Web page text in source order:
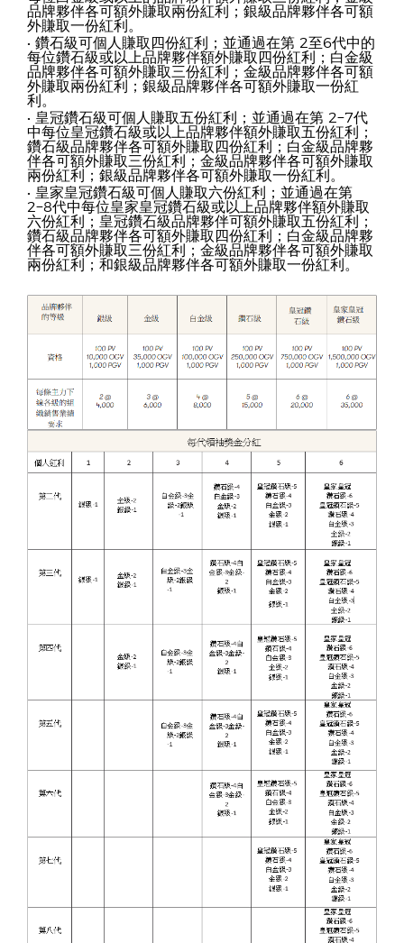
品牌夥伴各可額外賺取兩份紅利；銀級品牌夥伴各可額
外賺取一份紅利。
• 鑽石級可個人賺取四份紅利；並通過在第 2至6代中的
每位鑽石級或以上品牌夥伴額外賺取四份紅利；白金級
品牌夥伴各可額外賺取三份紅利；金級品牌夥伴各可額
外賺取兩份紅利；銀級品牌夥伴各可額外賺取一份紅
利。
• 皇冠鑽石級可個人賺取五份紅利；並通過在第 2−7代
中每位皇冠鑽石級或以上品牌夥伴額外賺取五份紅利；
鑽石級品牌夥伴各可額外賺取四份紅利；白金級品牌夥
伴各可額外賺取三份紅利；金級品牌夥伴各可額外賺取
兩份紅利；銀級品牌夥伴各可額外賺取一份紅利。
• 皇家皇冠鑽石級可個人賺取六份紅利；並通過在第
2−8代中每位皇家皇冠鑽石級或以上品牌夥伴額外賺取
六份紅利；皇冠鑽石級品牌夥伴可額外賺取五份紅利；
鑽石級品牌夥伴各可額外賺取四份紅利；白金級品牌夥
伴各可額外賺取三份紅利；金級品牌夥伴各可額外賺取
兩份紅利；和銀級品牌夥伴各可額外賺取一份紅利。